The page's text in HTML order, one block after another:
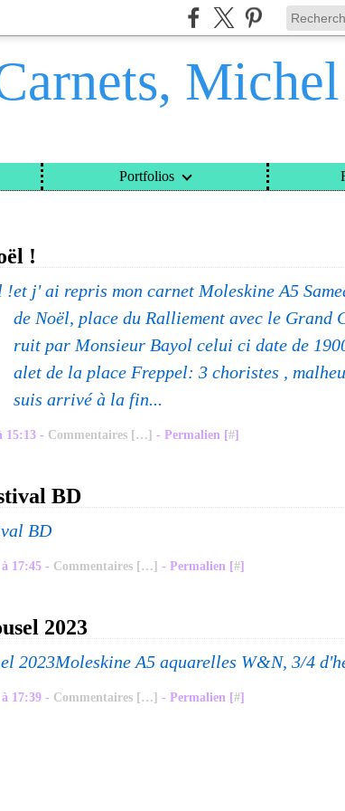
Portfolios
CATEGORIES > VOYAGES ET CARNETS, MICHEL DAVINROY
!
et j' ai repris mon carnet Moleskine A5
de Noël, place du Ralliement avec le Grand
ruit par Monsieur Bayol celui ci date de
alet de la place Freppel: 3 choristes ,
suis arrivé à la fin...
15:13 - Commentaires […] - Permalien [#]
BD
17:45 - Commentaires […] - Permalien [#]
2023
Moleskine A5 aquarelles W&N, 3/4
17:39 - Commentaires […] - Permalien [#]